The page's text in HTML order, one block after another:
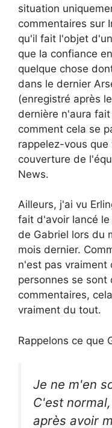
situation
commentaires sur
qu'il fait l'objet
que la confiance
quelque chose
dans le dernier
(enregistré après
dernière n'aura
comment cela se
rappelez-vous
couverture de
News.
Ailleurs, j'ai vu
fait d'avoir lancé
de Gabriel lors du
mois dernier.
n'est pas vraiment
personnes se sont
commentaires,
vraiment du tout.
Rappelons ce que
Je ne m'en
C'est
après avoir